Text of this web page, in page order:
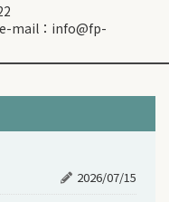
mail：info@fp-
2026/07/15